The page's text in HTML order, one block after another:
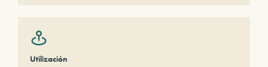
Utilización